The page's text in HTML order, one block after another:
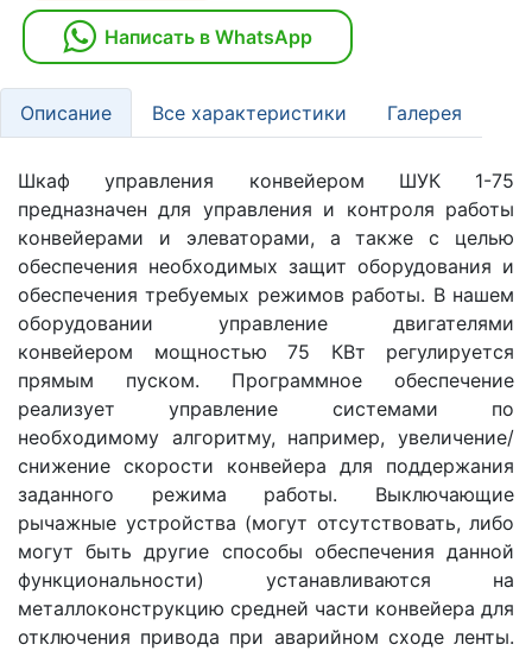
Написать в WhatsApp
Описание Все характеристики Галерея
Шкаф управления конвейером ШУК 1-75
предназначен для управления и контроля работы
конвейерами и элеваторами, а также с целью
обеспечения необходимых защит оборудования и
обеспечения требуемых режимов работы. В нашем
оборудовании управление двигателями
конвейером мощностью 75 КВт регулируется
прямым пуском. Программное обеспечение
реализует управление системами по
необходимому алгоритму, например, увеличение/
снижение скорости конвейера для поддержания
заданного режима работы. Выключающие
рычажные устройства (могут отсутствовать, либо
могут быть другие способы обеспечения данной
функциональности) устанавливаются на
металлоконструкцию средней части конвейера для
отключения привода при аварийном сходе ленты.